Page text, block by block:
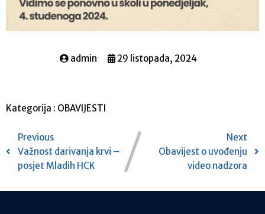
admin 29 listopada, 2024
Kategorija : OBAVIJESTI
Previous
Važnost darivanja krvi –
posjet Mladih HCK
Next
Obavijest o uvođenju
video nadzora